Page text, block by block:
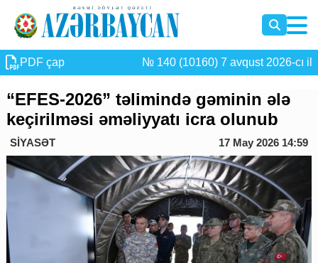
PDF çap № 140 (10160) 7 avqust 2026-cı il
“EFES-2026” təlimində gəminin ələ
keçirilməsi əməliyyatı icra olunub
SİYASƏT 17 May 2026 14:59